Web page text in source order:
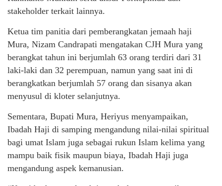
stakeholder terkait lainnya.
Ketua tim panitia dari pemberangkatan jemaah haji
Mura, Nizam Candrapati mengatakan CJH Mura yang
berangkat tahun ini berjumlah 63 orang terdiri dari 31
laki-laki dan 32 perempuan, namun yang saat ini di
berangkatkan berjumlah 57 orang dan sisanya akan
menyusul di kloter selanjutnya.
Sementara, Bupati Mura, Heriyus menyampaikan,
Ibadah Haji di samping mengandung nilai-nilai spiritual
bagi umat Islam juga sebagai rukun Islam kelima yang
mampu baik fisik maupun biaya, Ibadah Haji juga
mengandung aspek kemanusian.